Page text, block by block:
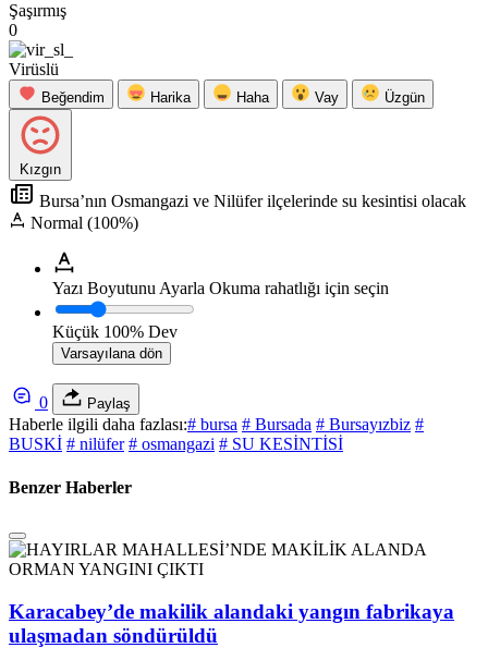
Şaşırmış
0
Virüslü
Beğendim Harika Haha Vay Üzgün
Kızgın
Bursa’nın Osmangazi ve Nilüfer ilçelerinde su kesintisi olacak
Normal (100%)
Yazı Boyutunu Ayarla Okuma rahatlığı için seçin
Küçük 100% Dev
Varsayılana dön
0 Paylaş
Haberle ilgili daha fazlası:# bursa # Bursada # Bursayızbiz #
BUSKİ # nilüfer # osmangazi # SU KESİNTİSİ
Benzer Haberler
Karacabey’de makilik alandaki yangın fabrikaya
ulaşmadan söndürüldü